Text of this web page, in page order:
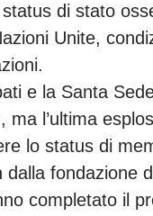
di stato
Unite,
e la Santa
l’ultima
lo status di
dalla fondazione
completato il